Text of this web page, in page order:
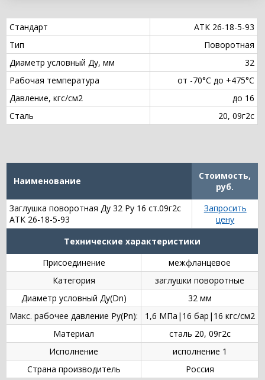
Стандарт
АТК 26-18-5-93
Тип
Поворотная
Диаметр условный Ду, мм
32
Рабочая температура
от -70°С до +475°С
Давление, кгс/см2
до 16
Сталь
20, 09г2с
Наименование
Стоимость,
руб.
Заглушка поворотная Ду 32 Ру 16 ст.09г2с
АТК 26-18-5-93
Запросить
цену
Технические характеристики
Присоединение
межфланцевое
Категория
заглушки поворотные
Диаметр условный Ду(Dn)
32 мм
Макс. рабочее давление Ру(Pn):
1,6 МПа|16 бар|16 кгс/см2
Материал
сталь 20, 09г2с
Исполнение
исполнение 1
Страна производитель
Россия